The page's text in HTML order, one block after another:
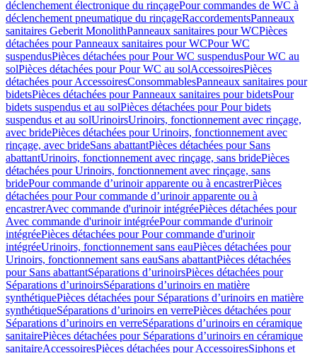
déclenchement électronique du rinçagePour commandes de WC à
déclenchement pneumatique du rinçageRaccordementsPanneaux
sanitaires Geberit MonolithPanneaux sanitaires pour WCPièces
détachées pour Panneaux sanitaires pour WCPour WC
suspendusPièces détachées pour Pour WC suspendusPour WC au
solPièces détachées pour Pour WC au solAccessoiresPièces
détachées pour AccessoiresConsommablesPanneaux sanitaires pour
bidetsPièces détachées pour Panneaux sanitaires pour bidetsPour
bidets suspendus et au solPièces détachées pour Pour bidets
suspendus et au solUrinoirsUrinoirs, fonctionnement avec rinçage,
avec bridePièces détachées pour Urinoirs, fonctionnement avec
rinçage, avec brideSans abattantPièces détachées pour Sans
abattantUrinoirs, fonctionnement avec rinçage, sans bridePièces
détachées pour Urinoirs, fonctionnement avec rinçage, sans
bridePour commande d’urinoir apparente ou à encastrerPièces
détachées pour Pour commande d’urinoir apparente ou à
encastrerAvec commande d'urinoir intégréePièces détachées pour
Avec commande d'urinoir intégréePour commande d'urinoir
intégréePièces détachées pour Pour commande d'urinoir
intégréeUrinoirs, fonctionnement sans eauPièces détachées pour
Urinoirs, fonctionnement sans eauSans abattantPièces détachées
pour Sans abattantSéparations d’urinoirsPièces détachées pour
Séparations d’urinoirsSéparations d’urinoirs en matière
synthétiquePièces détachées pour Séparations d’urinoirs en matière
synthétiqueSéparations d’urinoirs en verrePièces détachées pour
Séparations d’urinoirs en verreSéparations d’urinoirs en céramique
sanitairePièces détachées pour Séparations d’urinoirs en céramique
sanitaireAccessoiresPièces détachées pour AccessoiresSiphons et